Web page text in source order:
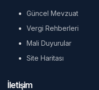
Güncel Mevzuat
Vergi Rehberleri
Mali Duyurular
Site Haritası
İletişim